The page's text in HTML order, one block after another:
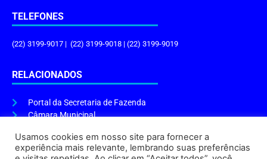
TELEFONES
(22) 3199-9017 | (22) 3199-9018 | (22) 3199-9019
RELACIONADOS
Portal da Secretaria de Fazenda
Câmara Municipal
ENDEREÇO E HORÁRIO
Usamos cookies em nosso site para fornecer a
experiência mais relevante, lembrando suas preferências